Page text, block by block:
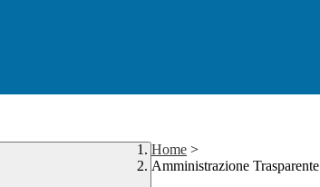
Home >
Amministrazione Trasparente